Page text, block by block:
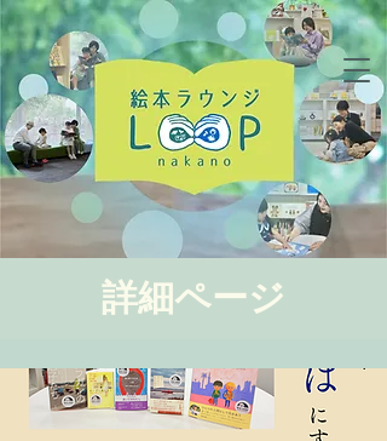
詳細ページ